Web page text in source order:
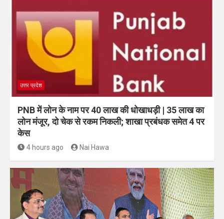
उत्तर प्रदेश
PNB में लोन के नाम पर 40 लाख की धोखाधड़ी | 35 लाख का
लोन मंजूर, दो चेक से रकम निकली; शाखा प्रबंधक समेत 4 पर
केस
4 hours ago Nai Hawa